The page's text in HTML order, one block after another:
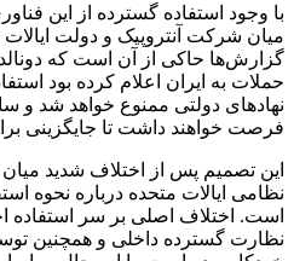
با وجود استفاده گسترده از این
میان شرکت آنتروپیک و دولت
گزارش‌ها حاکی از آن است که
حملات به ایران اعلام کرده بود
نهادهای دولتی ممنوع خواهد شد و
فرصت خواهند داشت تا جایگزینی
این تصمیم پس از اختلاف شدید
نظامی ایالات متحده درباره نحوه
است. اختلاف اصلی بر سر استفاده
نظارت گسترده داخلی و همچنین